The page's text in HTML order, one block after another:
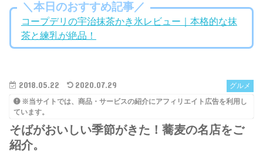
＼本日のおすすめ記事／
コープデリの宇治抹茶かき氷レビュー｜本格的な抹
茶と練乳が絶品！
グルメ
2018.05.22 2020.07.29
※当サイトでは、商品・サービスの紹介にアフィリエイト広告を利用し
ています。
そばがおいしい季節がきた！蕎麦の名店をご
紹介。